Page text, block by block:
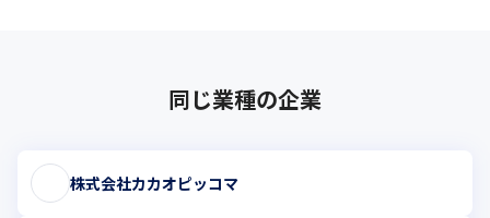
同じ業種の企業
株式会社カカオピッコマ